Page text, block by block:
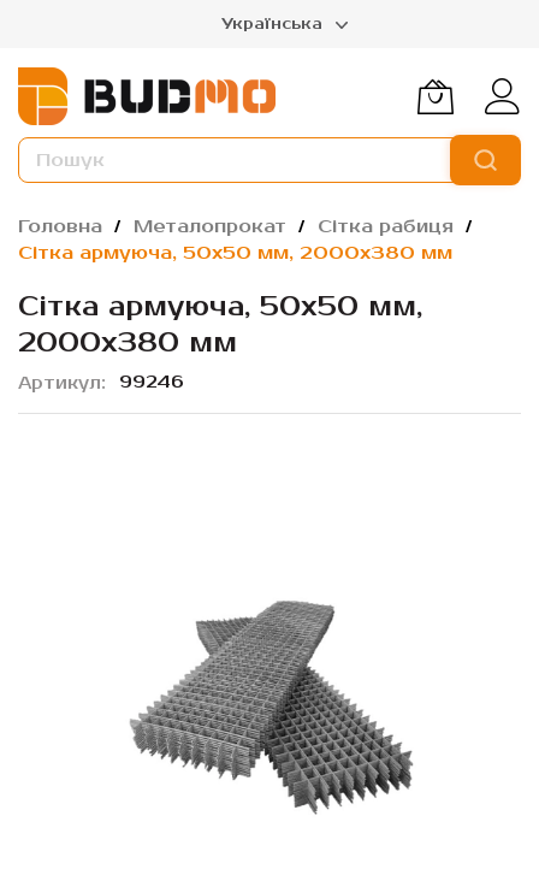
Українська
Головна Металопрокат
Сітка рабиця
Сітка армуюча, 50х50 мм, 2000х380 мм
Сітка армуюча, 50х50 мм,
2000х380 мм
Артикул 99246